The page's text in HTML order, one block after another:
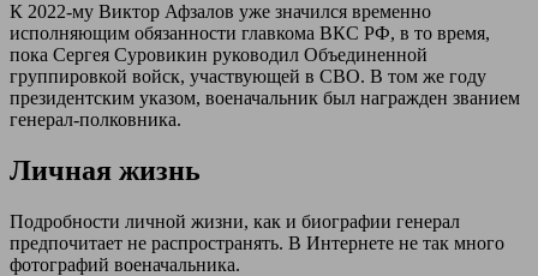
К 2022-му Виктор Афзалов уже значился временно
исполняющим обязанности главкома ВКС РФ, в то время,
пока Сергея Суровикин руководил Объединенной
группировкой войск, участвующей в СВО. В том же году
президентским указом, военачальник был награжден званием
генерал-полковника.
Личная жизнь
Подробности личной жизни, как и биографии генерал
предпочитает не распространять. В Интернете не так много
фотографий военачальника.